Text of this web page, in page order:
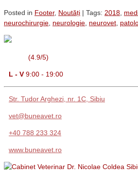
Posted in Footer, Noutăți | Tags: 2018
neurochirurgie neurologie neurovet
(4.9/5)
L - V 9:00 - 19:00
Str. Tudor Arghezi, nr. 1C, Sibiu
vet@buneavet.ro
+40 788 233 324
www.buneavet.ro